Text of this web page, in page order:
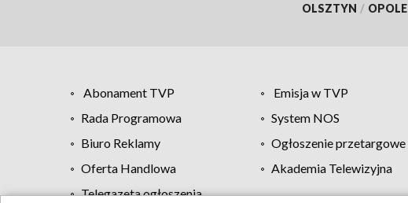
OLSZTYN / OPOLE
Abonament TVP Emisja w TVP
Rada Programowa
System NOS
Biuro Reklamy
Ogłoszenie przetargowe
Oferta Handlowa
Akademia Telewizyjna
Telegazeta ogłoszenia